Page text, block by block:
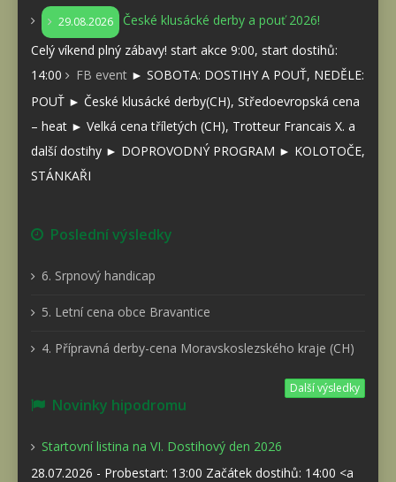
29.08.2026
České klusácké derby a pouť 2026!
Celý víkend plný zábavy! start akce 9:00, start dostihů:
14:00
FB event ► SOBOTA: DOSTIHY A POUŤ, NEDĚLE:
POUŤ ► České klusácké derby(CH), Středoevropská cena
– heat ► Velká cena tříletých (CH), Trotteur Francais X. a
další dostihy ► DOPROVODNÝ PROGRAM ► KOLOTOČE,
STÁNKAŘI
Poslední výsledky
6. Srpnový handicap
5. Letní cena obce Bravantice
4. Přípravná derby-cena Moravskoslezského kraje (CH)
Další výsledky
Novinky hipodromu
Startovní listina na VI. Dostihový den 2026
28.07.2026 - Probestart: 13:00 Začátek dostihů: 14:00 <a